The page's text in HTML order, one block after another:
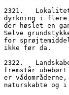
2321.
dyrkning i flere
der høslet en
Selve
for
ikke før da.
2322.
fremstår
er
naturskabte og